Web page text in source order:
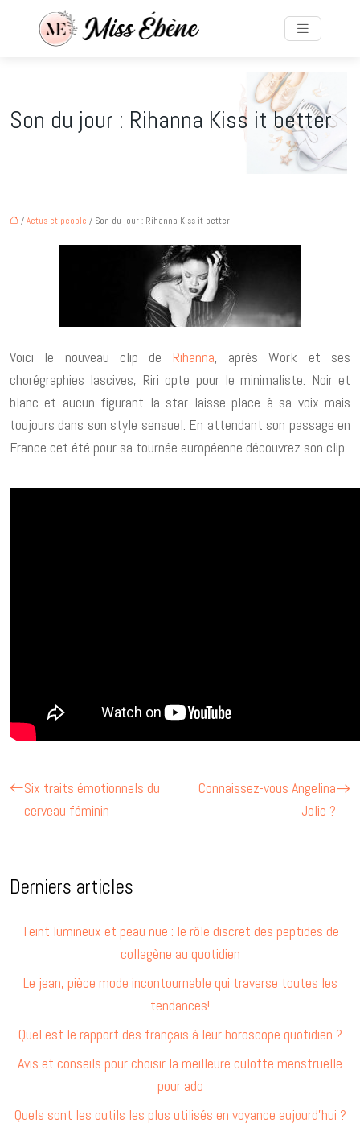
Son du jour : Rihanna Kiss it better
/ Actus et people / Son du jour : Rihanna Kiss it better
Voici le nouveau clip de Rihanna, après Work et ses
chorégraphies lascives, Riri opte pour le minimaliste. Noir et
blanc et aucun figurant la star laisse place à sa voix mais
toujours dans son style sensuel. En attendant son passage en
France cet été pour sa tournée européenne découvrez son clip.
Six traits émotionnels du
cerveau féminin
Connaissez-vous Angelina
Jolie ?
Derniers articles
Teint lumineux et peau nue : le rôle discret des peptides de
collagène au quotidien
Le jean, pièce mode incontournable qui traverse toutes les
tendances!
Quel est le rapport des français à leur horoscope quotidien ?
Avis et conseils pour choisir la meilleure culotte menstruelle
pour ado
Quels sont les outils les plus utilisés en voyance aujourd’hui ?